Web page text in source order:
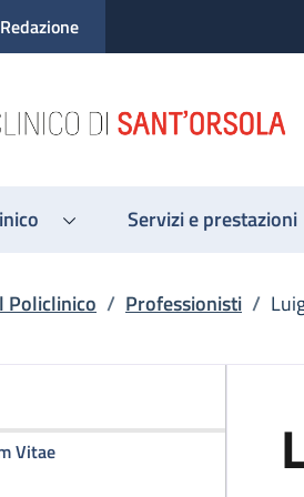
Redazione
Servizi e prestazioni
di pane
Policlinico / Professionisti /
Vitaedella pagina Luigi Lovato
pagina Luigi Lovato